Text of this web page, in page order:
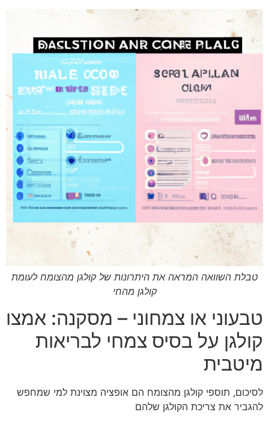
טבלת השוואה המראה את היתרונות של קולגן מהצומח לעומת
קולגן מהחי
טבעוני או צמחוני – מסקנה: אמצו
קולגן על בסיס צמחי לבריאות
מיטבית
לסיכום, תוספי קולגן מהצומח הם אופציה מצוינת למי שמחפש
להגביר את צריכת הקולגן שלהם